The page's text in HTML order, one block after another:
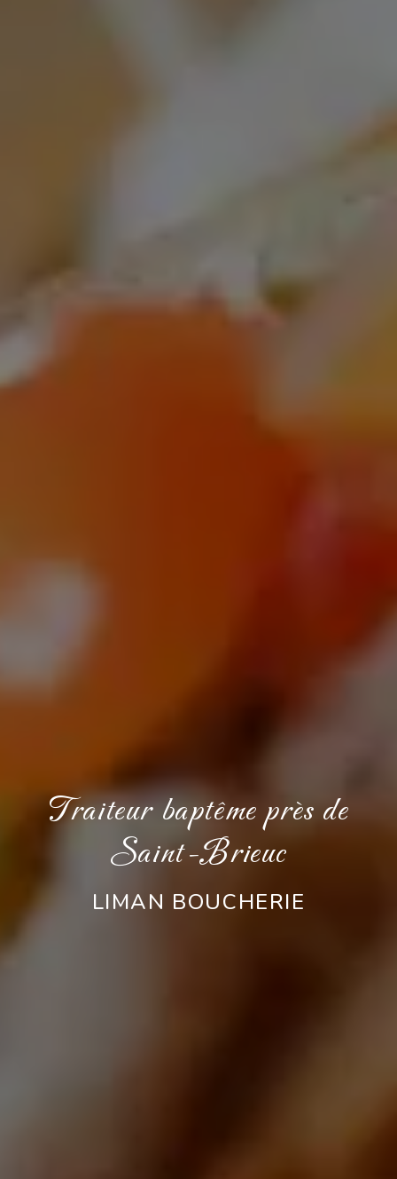
Traiteur baptême près de
Saint-Brieuc
LIMAN BOUCHERIE